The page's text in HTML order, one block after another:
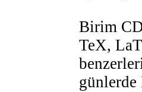
Birim
TeX,
günlerde